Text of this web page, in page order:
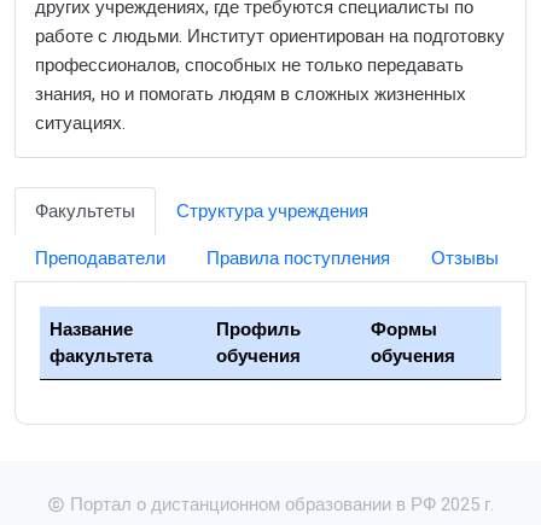
других учреждениях, где требуются специалисты по
работе с людьми. Институт ориентирован на подготовку
профессионалов, способных не только передавать
знания, но и помогать людям в сложных жизненных
ситуациях.
Факультеты
Структура учреждения
Преподаватели
Правила поступления Отзывы
Название
факультета
Профиль
обучения
Формы
обучения
Портал о дистанционном образовании в РФ 2025 г.